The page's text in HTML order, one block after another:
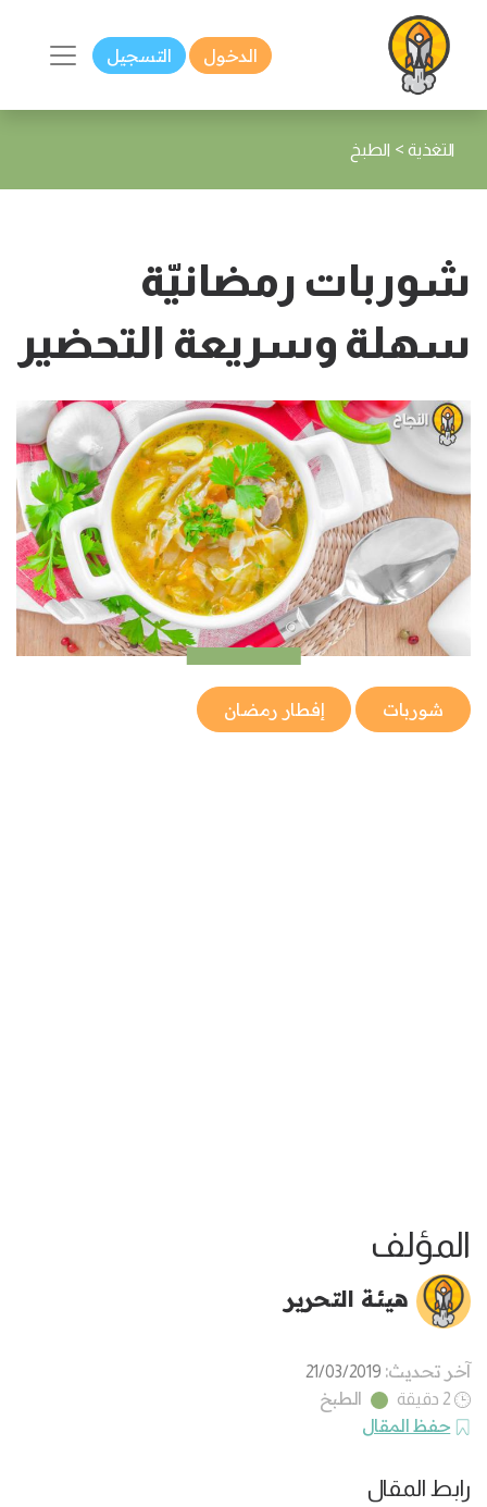
الدخول التسجيل
التغذية > الطبخ
شوربات رمضانيّة
سهلة وسريعة التحضير
شوربات إفطار رمضان
المؤلف
هيئة التحرير
آخر تحديث: 21/03/2019
2 دقيقة
الطبخ
حفظ المقال
رابط المقال